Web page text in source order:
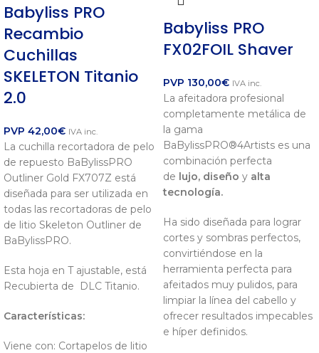
Babyliss PRO
Recambio
Cuchillas
SKELETON Titanio
2.0
PVP 42,00€ IVA inc.
La cuchilla recortadora de pelo
de repuesto BaBylissPRO
Outliner Gold FX707Z está
diseñada para ser utilizada en
todas las recortadoras de pelo
de litio Skeleton Outliner de
BaBylissPRO.
Esta hoja en T ajustable, está
Recubierta de DLC Titanio.
Características:
Viene con: Cortapelos de litio
Babyliss PRO
FX02FOIL Shaver
PVP 130,00€ IVA inc.
La afeitadora profesional
completamente metálica de
la gama
BaBylissPRO®4Artists es una
combinación perfecta
de lujo, diseño y alta
tecnología.
Ha sido diseñada para lograr
cortes y sombras perfectos,
convirtiéndose en la
herramienta perfecta para
afeitados muy pulidos, para
limpiar la línea del cabello y
ofrecer resultados impecables
e híper definidos.